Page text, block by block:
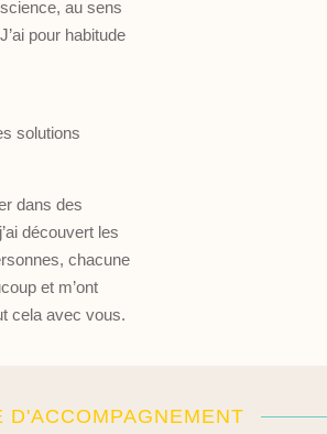
au sens
pour habitude
solutions
dans des
découvert les
chacune
et m’ont
cela avec vous.
D'ACCOMPAGNEMENT